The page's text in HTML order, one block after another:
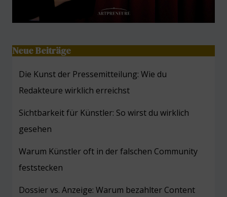
Neue Beiträge
Die Kunst der Pressemitteilung: Wie du
Redakteure wirklich erreichst
Sichtbarkeit für Künstler: So wirst du wirklich
gesehen
Warum Künstler oft in der falschen Community
feststecken
Dossier vs. Anzeige: Warum bezahlter Content